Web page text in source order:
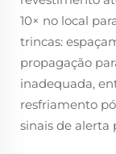
10× no local
trincas:
propagação
inadequada,
resfriamento
sinais de alerta